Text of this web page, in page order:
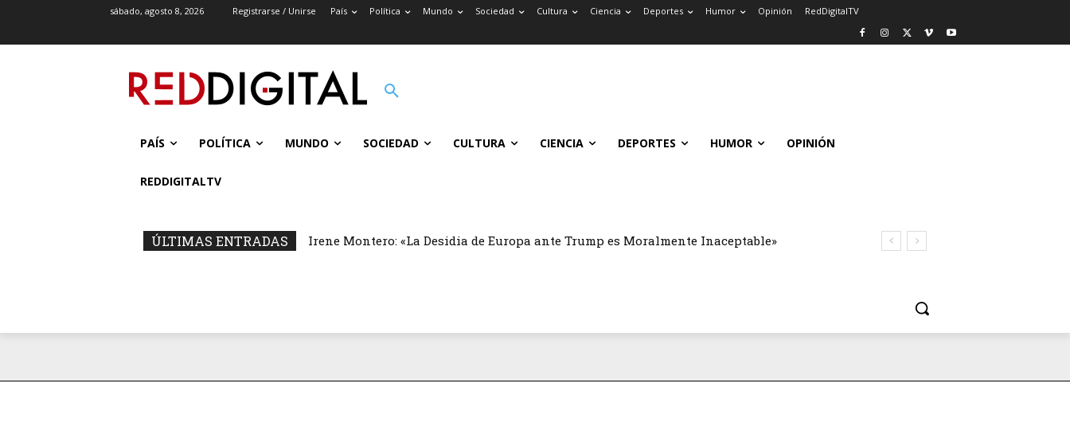
sábado, agosto 8, 2026 Registrarse / Unirse País Política Mundo Sociedad Cultura Ciencia Deportes Humor Opinión RedDigitalTV
PAÍS POLÍTICA MUNDO SOCIEDAD CULTURA CIENCIA DEPORTES HUMOR OPINIÓN
REDDIGITALTV
ÚLTIMAS ENTRADAS Irene Montero: «La Desidia de Europa ante Trump es Moralmente Inaceptable»